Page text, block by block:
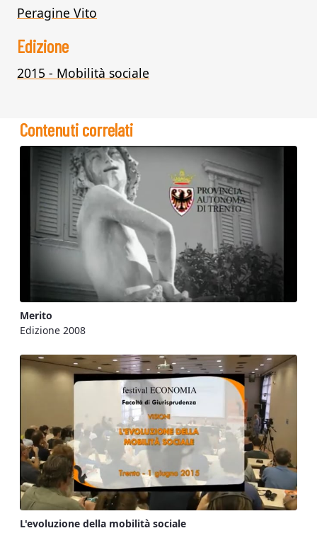
Peragine Vito
Edizione
2015 - Mobilità sociale
Contenuti correlati
Merito
Edizione 2008
L'evoluzione della mobilità sociale